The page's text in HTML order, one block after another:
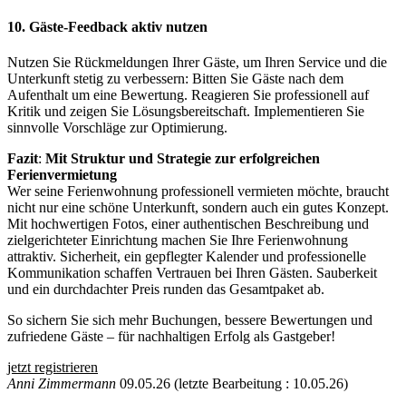
10. Gäste-Feedback aktiv nutzen
Nutzen Sie Rückmeldungen Ihrer Gäste, um Ihren Service und die
Unterkunft stetig zu verbessern: Bitten Sie Gäste nach dem
Aufenthalt um eine Bewertung. Reagieren Sie professionell auf
Kritik und zeigen Sie Lösungsbereitschaft. Implementieren Sie
sinnvolle Vorschläge zur Optimierung.
Fazit: Mit Struktur und Strategie zur erfolgreichen
Ferienvermietung
Wer seine Ferienwohnung professionell vermieten möchte, braucht
nicht nur eine schöne Unterkunft, sondern auch ein gutes Konzept.
Mit hochwertigen Fotos, einer authentischen Beschreibung und
zielgerichteter Einrichtung machen Sie Ihre Ferienwohnung
attraktiv. Sicherheit, ein gepflegter Kalender und professionelle
Kommunikation schaffen Vertrauen bei Ihren Gästen. Sauberkeit
und ein durchdachter Preis runden das Gesamtpaket ab.
So sichern Sie sich mehr Buchungen, bessere Bewertungen und
zufriedene Gäste – für nachhaltigen Erfolg als Gastgeber!
jetzt registrieren
Anni Zimmermann 09.05.26 (letzte Bearbeitung : 10.05.26)